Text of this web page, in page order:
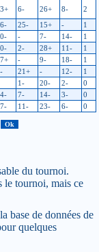
6- 26+ 8-
2
25- 15+ -
1
- 7- 14-
1
2- 28+ 11-
1
- 9- 18-
1
21+ - 12-
1
1- 20- 2-
0
7- 14- 3-
0
11- 23- 6- 0
du tournoi.
le tournoi, mais ce
base de données de
quelques